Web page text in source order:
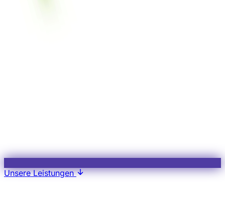
Unsere Leistungen